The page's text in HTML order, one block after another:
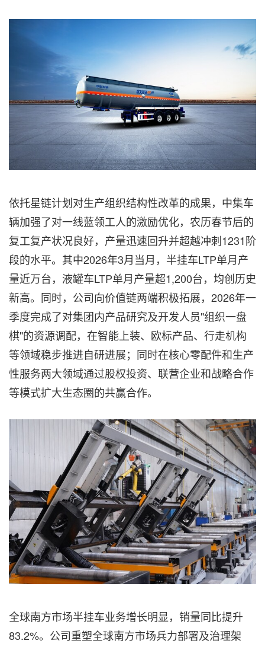
依托星链计划对生产组织结构性改革的成果，中集车
辆加强了对一线蓝领工人的激励优化，农历春节后的
复工复产状况良好，产量迅速回升并超越冲刺1231阶
段的水平。其中2026年3月当月，半挂车LTP单月产
量近万台，液罐车LTP单月产量超1,200台，均创历史
新高。同时，公司向价值链两端积极拓展，2026年一
季度完成了对集团内产品研究及开发人员"组织一盘
棋"的资源调配，在智能上装、欧标产品、行走机构
等领域稳步推进自研进展；同时在核心零配件和生产
性服务两大领域通过股权投资、联营企业和战略合作
等模式扩大生态圈的共赢合作。
全球南方市场半挂车业务增长明显，销量同比提升
83.2%。公司重塑全球南方市场兵力部署及治理架